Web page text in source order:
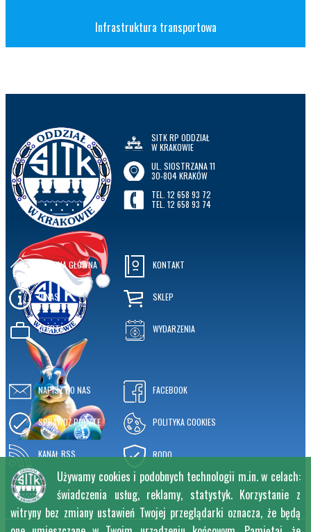
Infrastruktura transportowa
SITK RP ODDZIAŁ
W KRAKOWIE
UL. SIOSTRZANA 11
30-804 KRAKÓW
TEL. 12 658 93 72
TEL. 12 658 93 74
STRONA GŁÓWNA
O NAS
OFERTA
KONTAKT
SKLEP
WYDARZENIA
NAPISZ DO NAS
SPRAWDŹ POCZTĘ
KANAŁ RSS
FACEBOOK
POLITYKA COOKIES
RODO
Używamy cookies i podobnych technologii m.in. w celach:
świadczenia usług, reklamy, statystyk. Korzystanie z
witryny bez zmiany ustawień Twojej przeglądarki oznacza, że będą